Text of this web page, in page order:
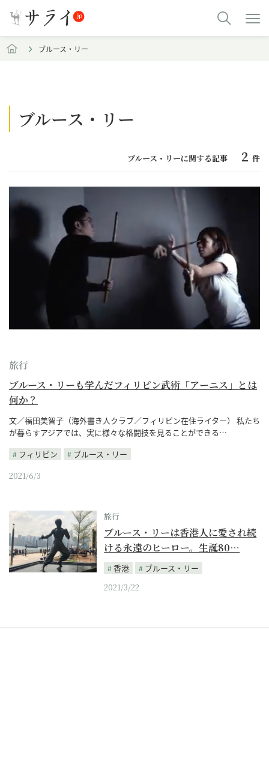
ブルース・リー
ブルース・リー
ブルース・リーに関する記事 2 件
旅行
ブルース・リーも学んだフィリピン武術「アーニス」とは
何か？
文／福田美智子（海外書き人クラブ／フィリピン在住ライター） 私たち
が暮らすアジアでは、実に様々な格闘技を見ることができる…
フィリピン
ブルース・リー
2021/6/3
旅行
ブルース・リーは香港人に愛され続
ける永遠のヒーロー。生誕80…
香港
ブルース・リー
2021/3/22